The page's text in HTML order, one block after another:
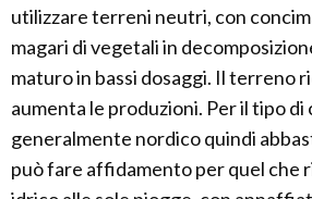
utilizzare terreni neutri, con
magari di vegetali in
maturo in bassi dosaggi. Il terreno
aumenta le produzioni. Per il tipo
generalmente nordico quindi
può fare affidamento per quel che